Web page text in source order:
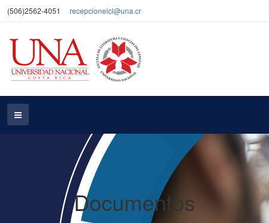
(506)2562-4051 recepcionelcl@una.cr
Documentos